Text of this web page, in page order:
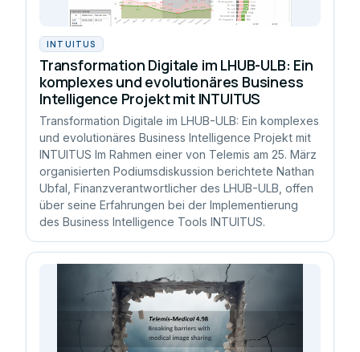
INTUITUS
Transformation Digitale im LHUB-ULB: Ein
komplexes und evolutionäres Business
Intelligence Projekt mit INTUITUS
Transformation Digitale im LHUB-ULB: Ein komplexes
und evolutionäres Business Intelligence Projekt mit
INTUITUS Im Rahmen einer von Telemis am 25. März
organisierten Podiumsdiskussion berichtete Nathan
Ubfal, Finanzverantwortlicher des LHUB-ULB, offen
über seine Erfahrungen bei der Implementierung
des Business Intelligence Tools INTUITUS.